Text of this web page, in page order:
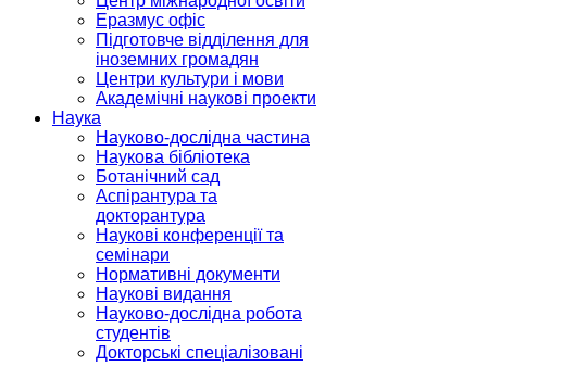
Еразмус офіс
Підготовче відділення для
іноземних громадян
Центри культури і мови
Академічні наукові проекти
Наука
Науково-дослідна частина
Наукова бібліотека
Ботанічний сад
Аспірантура та
докторантура
Наукові конференції та
семінари
Нормативні документи
Наукові видання
Науково-дослідна робота
студентів
Докторські спеціалізовані